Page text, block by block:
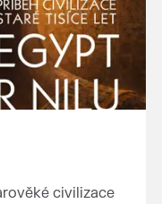
civilizace